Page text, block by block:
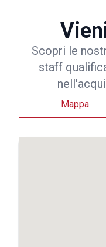
Scopri le
staff
Mappa